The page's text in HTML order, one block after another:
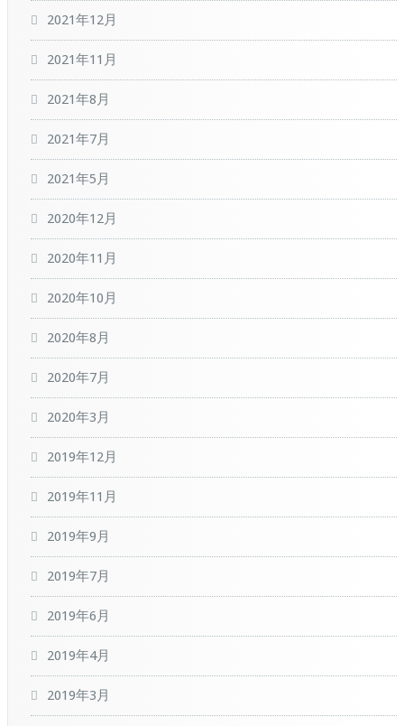
2021年12月
2021年11月
2021年8月
2021年7月
2021年5月
2020年12月
2020年11月
2020年10月
2020年8月
2020年7月
2020年3月
2019年12月
2019年11月
2019年9月
2019年7月
2019年6月
2019年4月
2019年3月